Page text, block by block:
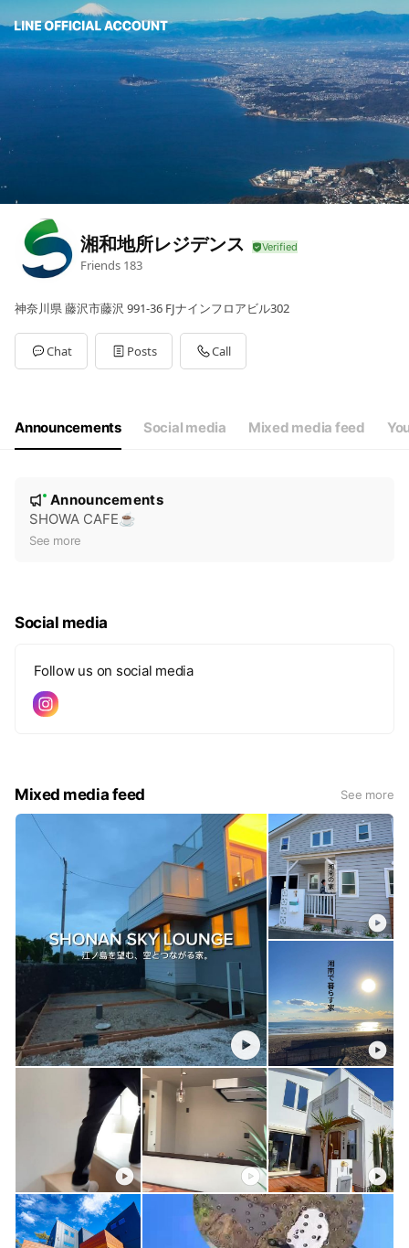
湘和地所レジデンス
Friends 183
神奈川県 藤沢市藤沢 991-36 FJナインフロアビル302
Chat Posts Call
Announcements Social media Mixed media feed
e
New
Announcements
SHOWA CAFE☕
See more
Social media
Follow us on social media
Mixed media feed See more